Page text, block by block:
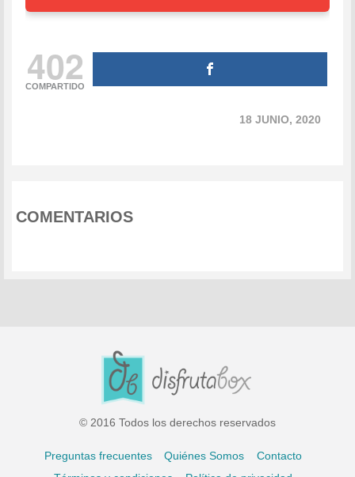
402
COMPARTIDO
18 JUNIO, 2020
COMENTARIOS
© 2016 Todos los derechos reservados
Preguntas frecuentes Quiénes Somos
Contacto